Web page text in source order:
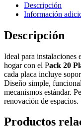
Descripción
Información
Descripción
Ideal para instalaciones
hogar con el Pack 20
cada placa incluye
Diseño simple,
mecanismos estándar.
renovación de
Productos